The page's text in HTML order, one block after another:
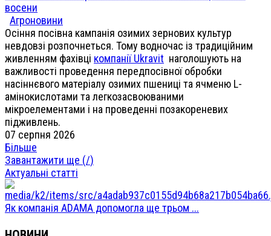
восени
Агроновини
Осіння посівна кампанія озимих зернових культур
невдовзі розпочнеться. Тому водночас із традиційним
живленням фахівці компанії Ukravit наголошують на
важливості проведення передпосівної обробки
насіннєвого матеріалу озимих пшениці та ячменю L-
амінокислотами та легкозасвоюваними
мікроелементами і на проведенні позакореневих
підживлень.
07 серпня 2026
Більше
Завантажити ще (/)
Актуальні статті
Як компанія ADAMA допомогла ще трьом ...